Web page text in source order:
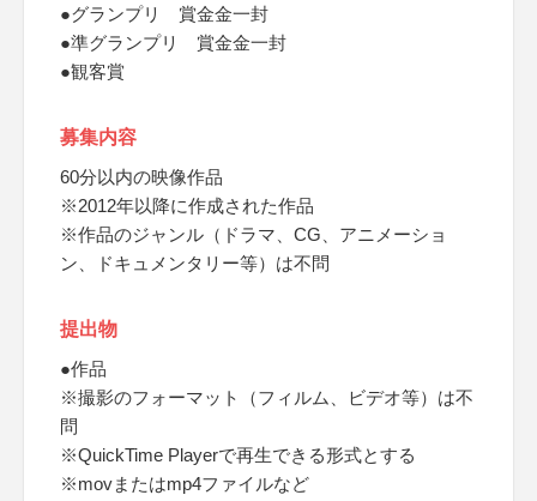
●グランプリ 賞金金一封
●準グランプリ 賞金金一封
●観客賞
募集内容
60分以内の映像作品
※2012年以降に作成された作品
※作品のジャンル（ドラマ、CG、アニメーショ
ン、ドキュメンタリー等）は不問
提出物
●作品
※撮影のフォーマット（フィルム、ビデオ等）は不
問
※QuickTime Playerで再生できる形式とする
※movまたはmp4ファイルなど